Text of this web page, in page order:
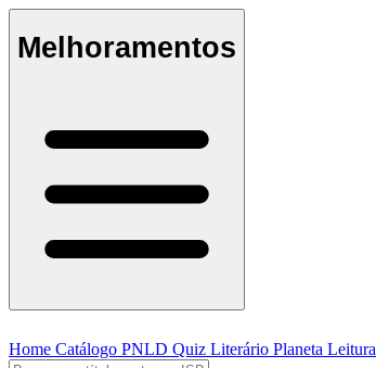
Melhoramentos
Home Catálogo PNLD Quiz Literário Planeta Leitura